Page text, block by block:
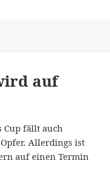
auf
Cup fällt auch
Allerdings ist
auf einen Termin